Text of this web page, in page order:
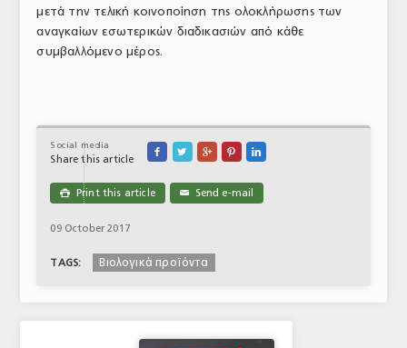
μετά την τελική κοινοποίηση της ολοκλήρωσης των
αναγκαίων εσωτερικών διαδικασιών από κάθε
συμβαλλόμενο μέρος.
Social media
Share this article
    
 Print this article ✉ Send e-mail
09 October 2017
TAGS: Βιολογικά προϊόντα